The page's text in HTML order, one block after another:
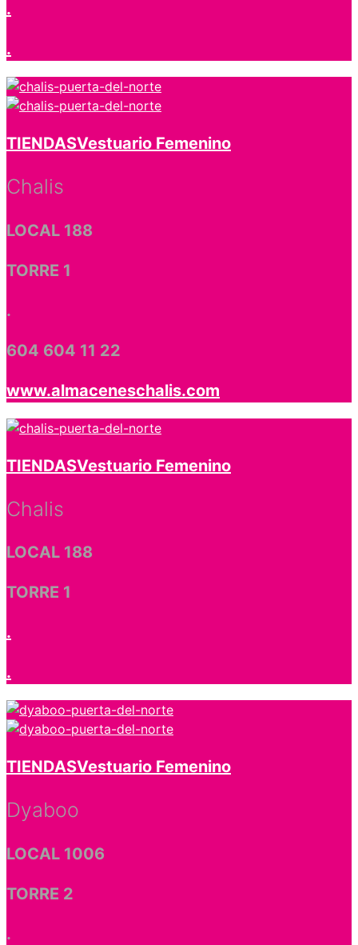
.
.
TIENDASVestuario Femenino
Chalis
LOCAL 188
TORRE 1
.
604 604 11 22
www.almaceneschalis.com
TIENDASVestuario Femenino
Chalis
LOCAL 188
TORRE 1
.
.
TIENDASVestuario Femenino
Dyaboo
LOCAL 1006
TORRE 2
.